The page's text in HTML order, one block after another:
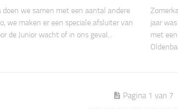
doen we samen met een aantal andere
we maken er een speciale afsluiter van
de Junior wacht of in ons geval...
jaar
met
Pagina 1 van 7